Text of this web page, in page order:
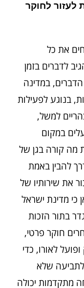
לעזור לחוקר
את כל
לדברים בזמן
במדינה
בנוגע לפעילות
למשל,
במקום
מה קורה בגן של
להבין באמת
את שירותיו של
כי מדינת ישראל
בתור הזכות
חוקר פרטי,
לאורו, כדי
שלא
מתקדמות יכולה